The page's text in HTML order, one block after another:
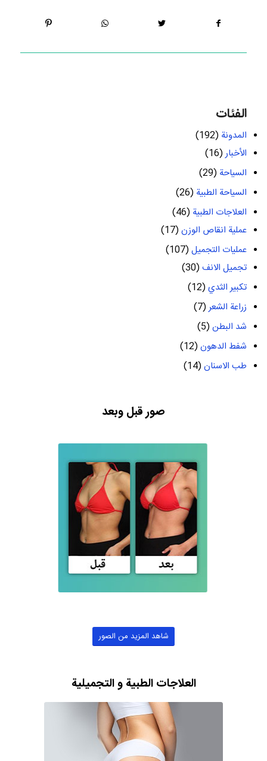
الفئات
المدونة (192)
الأخبار(16)
السياحة (29)
السياحة الطبية (26)
العلاجات الطبية (46)
عملية انقاص الوزن(17)
عمليات التجميل(107)
تجميل الانف(30)
تكبير الثدي(12)
زراعة الشعر(7)
شد البطن(5)
شفط الدهون(12)
طب الاسنان(14)
صور قبل وبعد
شاهد المزيد من الصور
العلاجات الطبية و التجميلية